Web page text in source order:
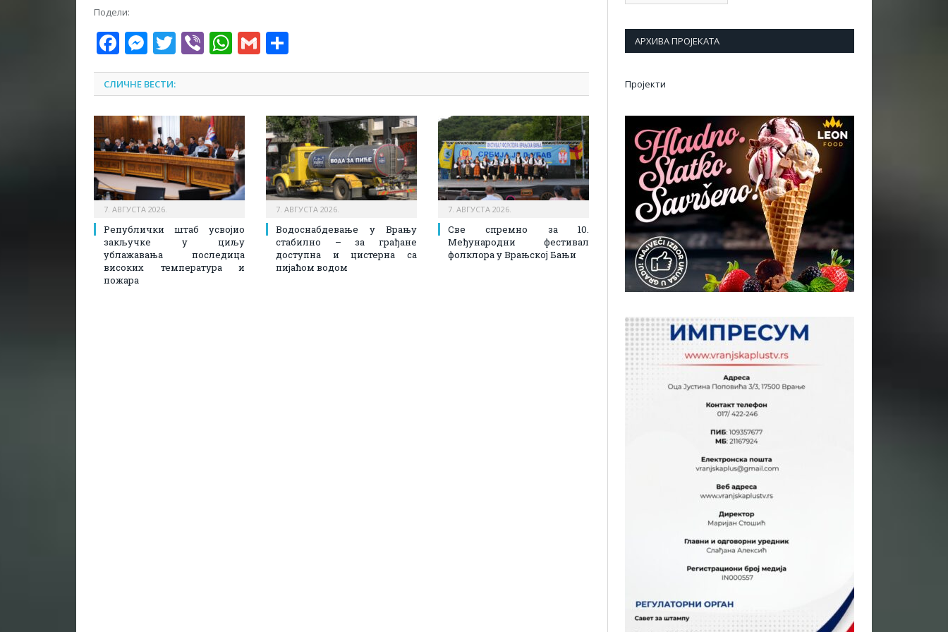
Подели:
Facebook
Messenger
Twitter
ViberWhatsApp
Gmail
СЛИЧНЕ ВЕСТИ:
7. АВГУСТА 2026.
Републички штаб усвојио
закључке у циљу
ублажавања последица
високих температура и
пожара​
7. АВГУСТА 2026.
Водоснабдевање у Врању
стабилно – за грађане
доступна и цистерна са
пијаћом водом
7. АВГУСТА 2026.
Све спремно за 10.
Међународни фестивал
фолклора у Врањској Бањи
АРХИВА ПРОЈЕКАТА
Пројекти